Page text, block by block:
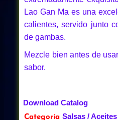
Lao Gan Ma es una
calientes, servido junto
de gambas.
Mezcle bien antes de
sabor.
Download Catalog
Categoría Salsas /